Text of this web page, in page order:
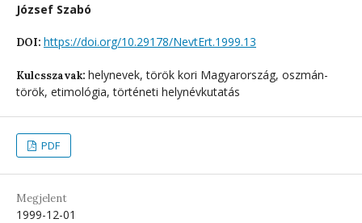
József Szabó
DOI: https://doi.org/10.29178/NevtErt.1999.13
Kulcsszavak: helynevek, török kori Magyarország, oszmán-
török, etimológia, történeti helynévkutatás
PDF
Megjelent
1999-12-01